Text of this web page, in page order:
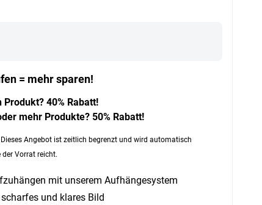
= mehr sparen!
Produkt? 40% Rabatt!
mehr Produkte? 50% Rabatt!
Dieses Angebot ist zeitlich begrenzt und wird automatisch
Vorrat reicht.
mit unserem Aufhängesystem
und klares Bild